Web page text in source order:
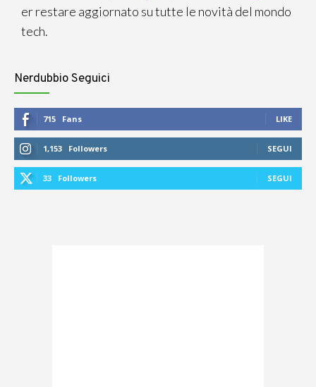
er restare aggiornato su tutte le novità del mondo
tech.
Nerdubbio Seguici
715 Fans LIKE
1,153 Followers SEGUI
33 Followers SEGUI